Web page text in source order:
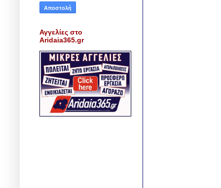
Αγγελίες στο
Aridaia365.gr